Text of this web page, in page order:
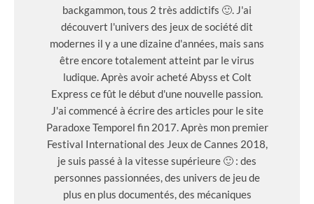
backgammon, tous 2 très addictifs 🙂. J'ai
découvert l'univers des jeux de société dit
modernes il y a une dizaine d'années, mais sans
être encore totalement atteint par le virus
ludique. Après avoir acheté Abyss et Colt
Express ce fût le début d'une nouvelle passion.
J'ai commencé à écrire des articles pour le site
Paradoxe Temporel fin 2017. Après mon premier
Festival International des Jeux de Cannes 2018,
je suis passé à la vitesse supérieure 🙂 : des
personnes passionnées, des univers de jeu de
plus en plus documentés, des mécaniques